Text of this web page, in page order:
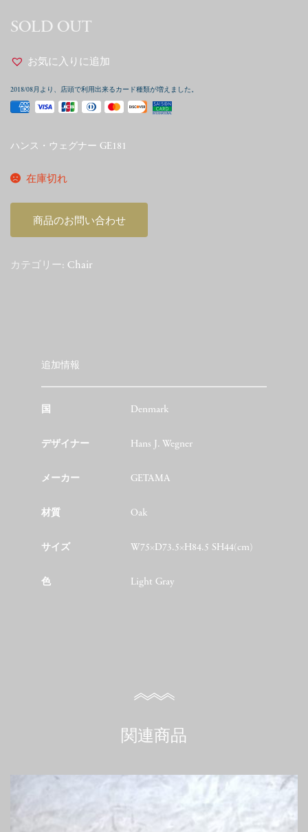
SOLD OUT
お気に入りに追加
2018/08月より、店頭で利用出来るカード種類が増えました。
ハンス・ウェグナー GE181
在庫切れ
商品のお問い合わせ
カテゴリー: Chair
追加情報
国 Denmark
デザイナー Hans J. Wegner
メーカー GETAMA
材質 Oak
サイズ W75×D73.5×H84.5 SH44(cm)
色 Light Gray
関連商品